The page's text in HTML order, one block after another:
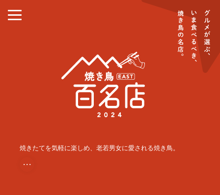
焼きたてを気軽に楽しめ、老若男女に愛される焼き鳥。
・・・